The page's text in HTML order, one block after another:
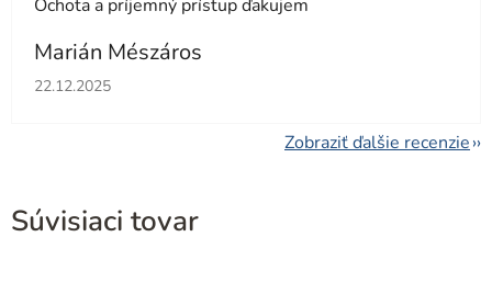
Ochota a príjemný prístup ďakujem
Marián Mészáros
Hodnotenie obchodu je 5 z 5 hviezdičiek.
22.12.2025
Zobraziť ďalšie recenzie
Súvisiaci tovar